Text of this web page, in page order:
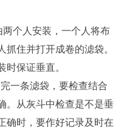
个人安装，一个人将布
住并打开成卷的滤袋。
时保证垂直。
条滤袋，要检查结合
。从灰斗中检查是不是垂
确时，要作好记录及时在